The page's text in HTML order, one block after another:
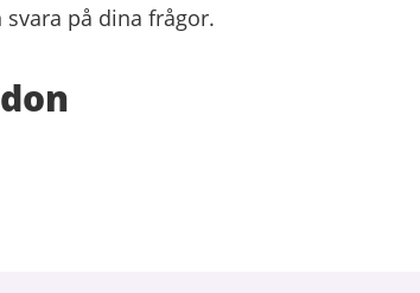
på dina frågor.